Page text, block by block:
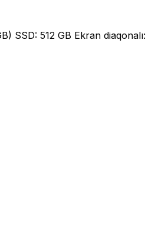
SSD: 512 GB Ekran diaqonalı: